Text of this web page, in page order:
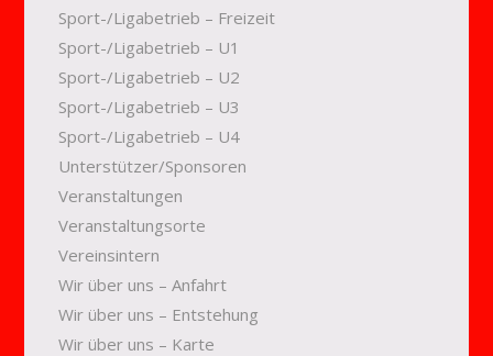
Sport-/Ligabetrieb – Freizeit
Sport-/Ligabetrieb – U1
Sport-/Ligabetrieb – U2
Sport-/Ligabetrieb – U3
Sport-/Ligabetrieb – U4
Unterstützer/Sponsoren
Veranstaltungen
Veranstaltungsorte
Vereinsintern
Wir über uns – Anfahrt
Wir über uns – Entstehung
Wir über uns – Karte